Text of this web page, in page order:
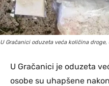
U Gračanici oduzeta veća količina
U Gračanici je oduzeta
osobe su uhapšene